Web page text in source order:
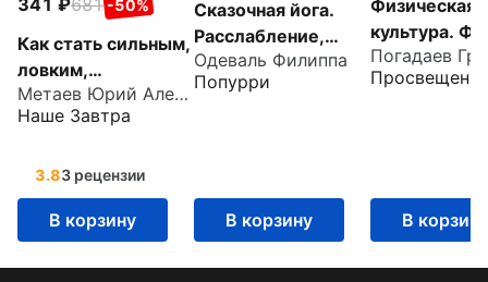
341 681 -50%
Как стать сильным,
ловким,
закалённым. 1956
год
Метаев Юрий Александрович
Наше Завтра
3.83 рецензии
В корзину
Сказочная йога.
Расслабление,
концентрация,
медитация и
Одеваль Филиппа
Попурри
В корзину
Физическая
культура.
для всех.
класс.
В корзину